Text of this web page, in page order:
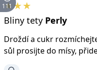
111
★★★
Bliny tety Perly
Droždí a cukr
sůl prosijte do mísy,